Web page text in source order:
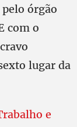
órgão
com o
lugar da
e